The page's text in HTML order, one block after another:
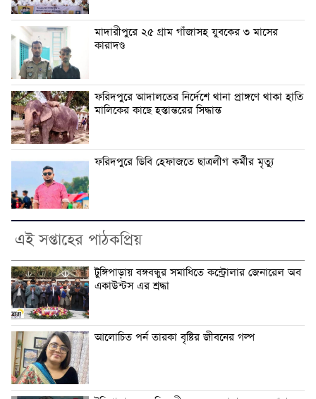
মাদারীপুরে ২৫ গ্রাম গাঁজাসহ যুবকের ৩ মাসের
কারাদণ্ড
ফরিদপুরে আদালতের নির্দেশে থানা প্রাঙ্গণে থাকা হাতি
মালিকের কাছে হস্তান্তরের সিদ্ধান্ত
ফরিদপুরে ডিবি হেফাজতে ছাত্রলীগ কর্মীর মৃত্যু
এই সপ্তাহের পাঠকপ্রিয়
টুঙ্গিপাড়ায় বঙ্গবন্ধুর সমাধিতে কন্ট্রোলার জেনারেল অব
একাউন্টস এর শ্রদ্ধা
আলোচিত পর্ন তারকা বৃষ্টির জীবনের গল্প